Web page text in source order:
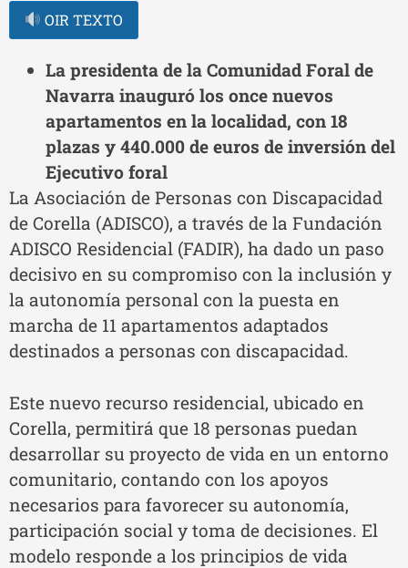
OIR TEXTO
La presidenta de la Comunidad Foral de
Navarra inauguró los once nuevos
apartamentos en la localidad, con 18
plazas y 440.000 de euros de inversión del
Ejecutivo foral
La Asociación de Personas con Discapacidad
de Corella (ADISCO), a través de la Fundación
ADISCO Residencial (FADIR), ha dado un paso
decisivo en su compromiso con la inclusión y
la autonomía personal con la puesta en
marcha de 11 apartamentos adaptados
destinados a personas con discapacidad.
Este nuevo recurso residencial, ubicado en
Corella, permitirá que 18 personas puedan
desarrollar su proyecto de vida en un entorno
comunitario, contando con los apoyos
necesarios para favorecer su autonomía,
participación social y toma de decisiones. El
modelo responde a los principios de vida